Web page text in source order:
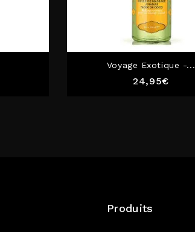
Voyage Exotique -...
24,95€Prix
Produits